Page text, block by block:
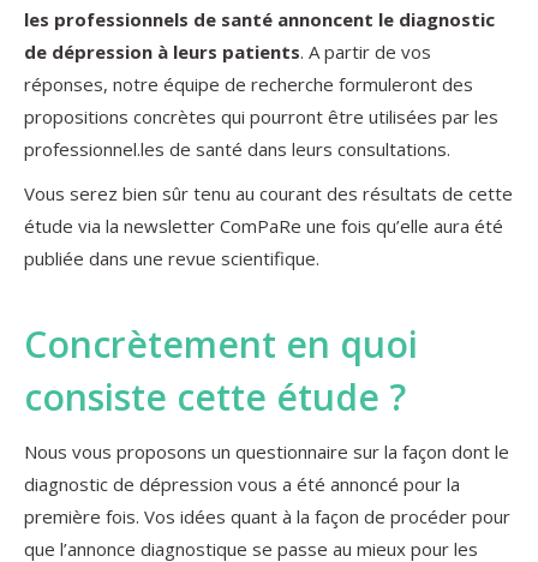
les professionnels de santé annoncent le diagnostic
de dépression à leurs patients. A partir de vos
réponses, notre équipe de recherche formuleront des
propositions concrètes qui pourront être utilisées par les
professionnel.les de santé dans leurs consultations.
Vous serez bien sûr tenu au courant des résultats de cette
étude via la newsletter ComPaRe une fois qu’elle aura été
publiée dans une revue scientifique.
Concrètement en quoi
consiste cette étude ?
Nous vous proposons un questionnaire sur la façon dont le
diagnostic de dépression vous a été annoncé pour la
première fois. Vos idées quant à la façon de procéder pour
que l’annonce diagnostique se passe au mieux pour les